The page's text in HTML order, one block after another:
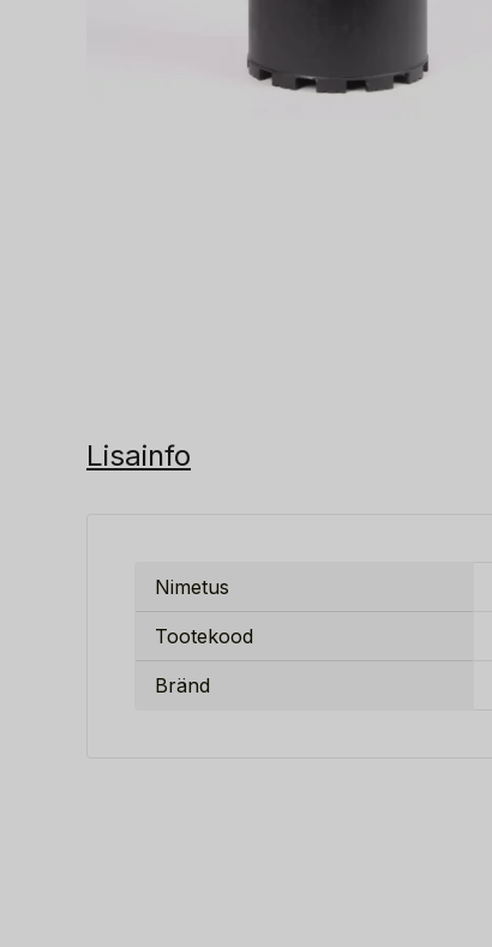
Lisainfo
Nimetus
Tootekood
Bränd